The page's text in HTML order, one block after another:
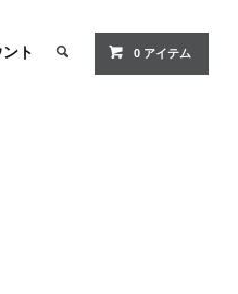
ト 0 アイテム